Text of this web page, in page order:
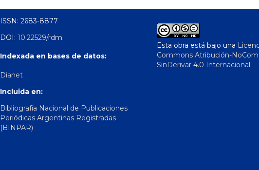
ISSN: 2683-8877
DOI: 10.22529/rdm
Indexada en bases de datos:
Dianet
Incluida en:
Bibliografía Nacional de Publicaciones
Periódicas Argentinas Registradas
(BINPAR)
Esta obra está bajo una
Commons Atribución-
SinDerivar 4.0 Internacional.